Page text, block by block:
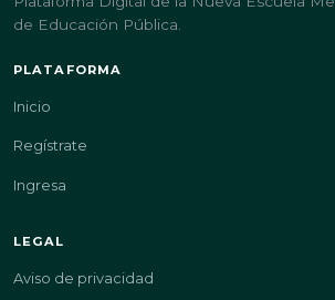
de Educación Pública.
PLATAFORMA
Inicio
Regístrate
Ingresa
LEGAL
Aviso de privacidad